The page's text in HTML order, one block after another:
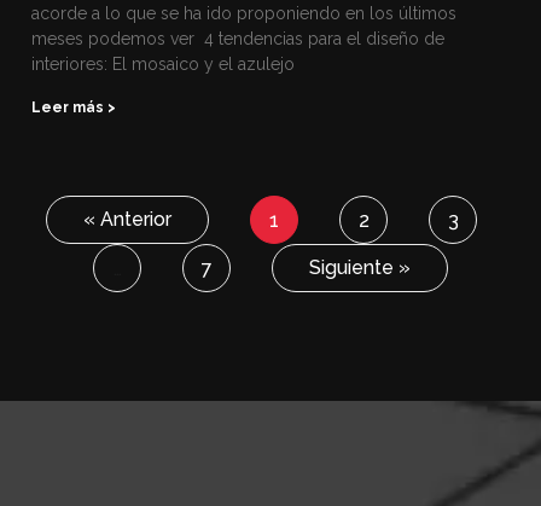
acorde a lo que se ha ido proponiendo en los últimos
meses podemos ver 4 tendencias para el diseño de
interiores: El mosaico y el azulejo
Leer más >
« Anterior 1 2 3
7 Siguiente »